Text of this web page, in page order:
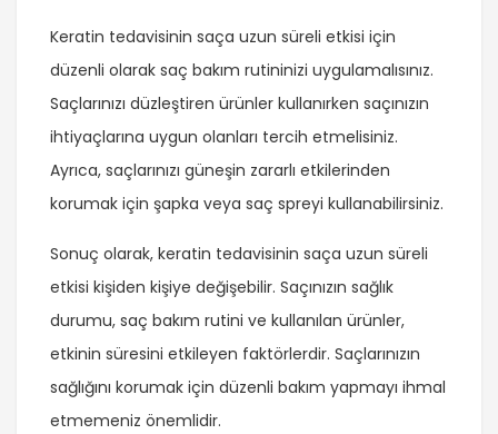
Keratin tedavisinin saça uzun süreli etkisi için
düzenli olarak saç bakım rutininizi uygulamalısınız.
Saçlarınızı düzleştiren ürünler kullanırken saçınızın
ihtiyaçlarına uygun olanları tercih etmelisiniz.
Ayrıca, saçlarınızı güneşin zararlı etkilerinden
korumak için şapka veya saç spreyi kullanabilirsiniz.
Sonuç olarak, keratin tedavisinin saça uzun süreli
etkisi kişiden kişiye değişebilir. Saçınızın sağlık
durumu, saç bakım rutini ve kullanılan ürünler,
etkinin süresini etkileyen faktörlerdir. Saçlarınızın
sağlığını korumak için düzenli bakım yapmayı ihmal
etmemeniz önemlidir.